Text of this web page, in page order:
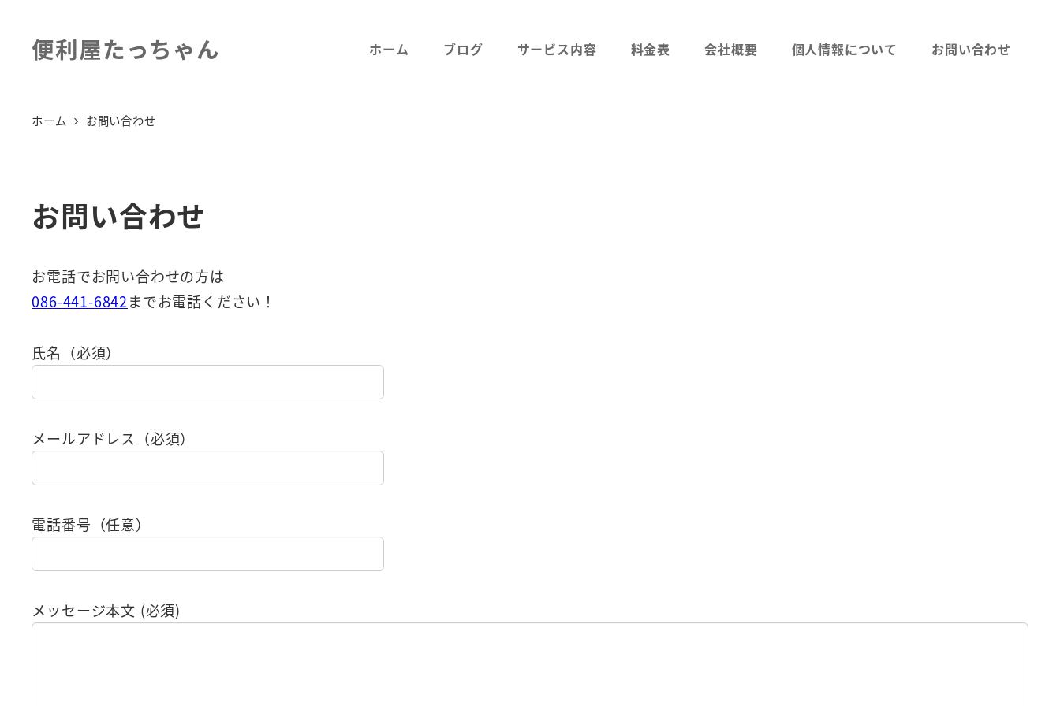
便利屋たっちゃん ホーム ブログ サービス内容 料金表 会社概要 個人情報について お問い合わせ
ホーム お問い合わせ
お問い合わせ
お電話でお問い合わせの方は
086-441-6842までお電話ください！
氏名（必須）
メールアドレス（必須）
電話番号（任意）
メッセージ本文 (必須)